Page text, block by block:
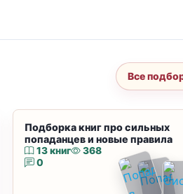
Все
Подборка книг про сильных
попаданцев и новые правила
13 книг
368
0